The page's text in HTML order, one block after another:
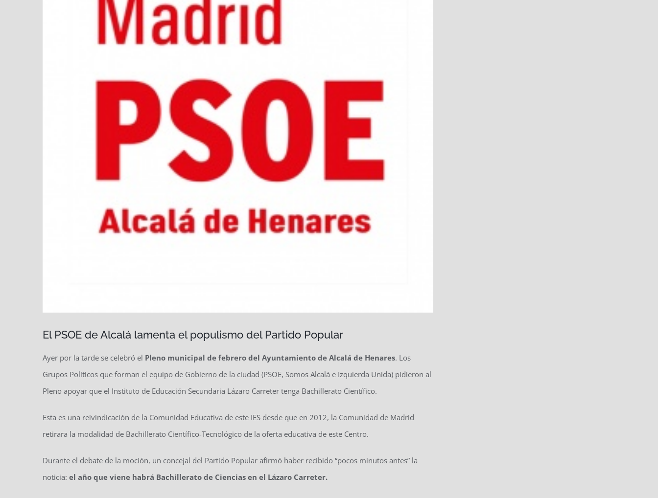
El PSOE de Alcalá lamenta el populismo del Partido Popular
Ayer por la tarde se celebró el Pleno municipal de febrero del Ayuntamiento de Alcalá de Henares. Los
Grupos Políticos que forman el equipo de Gobierno de la ciudad (PSOE, Somos Alcalá e Izquierda Unida) pidieron al
Pleno apoyar que el Instituto de Educación Secundaria Lázaro Carreter tenga Bachillerato Científico.
Esta es una reivindicación de la Comunidad Educativa de este IES desde que en 2012, la Comunidad de Madrid
retirara la modalidad de Bachillerato Científico-Tecnológico de la oferta educativa de este Centro.
Durante el debate de la moción, un concejal del Partido Popular afirmó haber recibido “pocos minutos antes” la
noticia: el año que viene habrá Bachillerato de Ciencias en el Lázaro Carreter.